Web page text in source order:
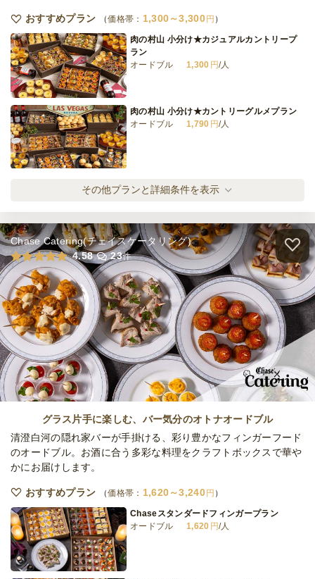
オードブル
1,080円
愛らしいクマケーキ&サブレ ウルスのプチプ
オードブル
※定休日を除く営業日換算
最低ご注文金額 38,000円
おすすめプラン 価格帯： 1,300～3,300 円
肉の村山 小分け★カジュアルカントリープ
ラン
オードブル
1,300 円/人
肉の村山 小分け★カントリーグルメプラン
オードブル
1,790 円/人
肉の村山 小分け★トリプルBBQプラン
オードブル
2,390円/人
肉の村山 小分け★プレミアムBBQプラン
オードブル
2,780円/人
肉の村山 小分け★ゴージャスBBQプラン
オードブル
3,300円/人
全てのプランを見る（5件）
オードブル
締切 2日前12時
最低ご注文金額 38,000円
その他プランと詳細条件を表示
Chase Catering(チェイスケータリング)
4.58
23件
グラス片手に楽しむ、バー気分のオトナオードブル
清澄白河の隠れ家バーが手掛ける、彩り豊かなフィンガーフード
のオードブル。お酒に合う多彩な料理をクラフトボックスで華や
かにお届けします。
おすすめプラン 価格帯： 1,620～3,240円
Chaseスタンダードフィンガープラン
オードブル
1,620 円/人